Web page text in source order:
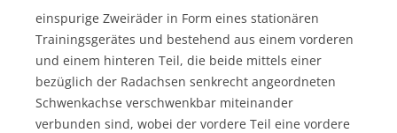
einspurige Zweiräder in Form eines stationären
Trainingsgerätes und bestehend aus einem vorderen
und einem hinteren Teil, die beide mittels einer
bezüglich der Radachsen senkrecht angeordneten
Schwenkachse verschwenkbar miteinander
verbunden sind, wobei der vordere Teil eine vordere